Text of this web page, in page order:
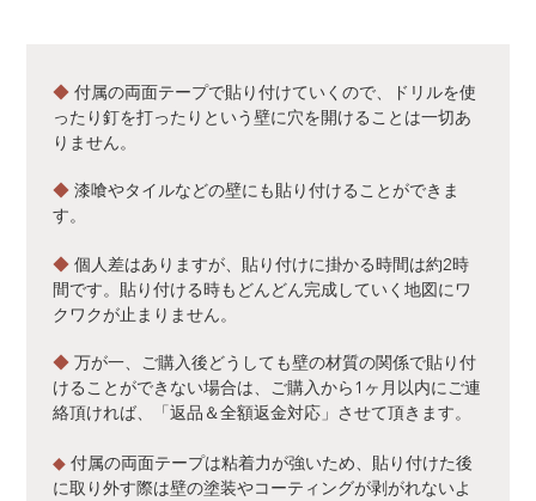
◆ 付属の両面テープで貼り付けていくので、ドリルを使
ったり釘を打ったりという壁に穴を開けることは一切あ
りません。
◆ 漆喰やタイルなどの壁にも貼り付けることができま
す。
◆ 個人差はありますが、貼り付けに掛かる時間は約2時
間です。貼り付ける時もどんどん完成していく地図にワ
クワクが止まりません。
◆ 万が一、ご購入後どうしても壁の材質の関係で貼り付
けることができない場合は、ご購入から1ヶ月以内にご連
絡頂ければ、「返品＆全額返金対応」させて頂きます。
◆ 付属の両面テープは粘着力が強いため、貼り付けた後
に取り外す際は壁の塗装やコーティングが剥がれないよ